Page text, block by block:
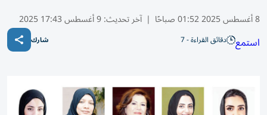
8 أغسطس 2025 01:52 صباحًا | آخر تحديث:9 أغسطس 17:43 2025
استمع دقائق القراءة - 7 شارك